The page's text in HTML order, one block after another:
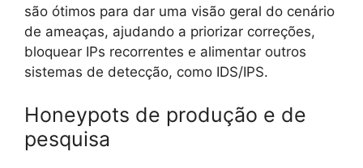
são ótimos para dar uma visão geral do cenário
de ameaças, ajudando a priorizar correções,
bloquear IPs recorrentes e alimentar outros
sistemas de detecção, como IDS/IPS.
Honeypots de produção e de
pesquisa